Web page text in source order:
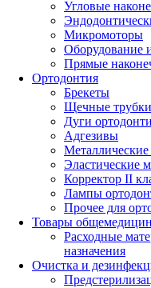
Угловые
Микромоторы
Оборудование
Прямые
Ортодонтия
Брекеты
Щечные
Дуги
Адгезивы
Эластические
Корректор II
Лампы
Прочее для
Товары
Расходные
назначения
Очистка и